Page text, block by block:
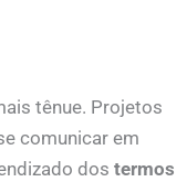
tênue. Projetos
comunicar em
dos termos